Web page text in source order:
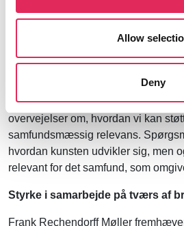
Allow
Deny
at udvikle sig på egne præmisser.
at have et højt kunstnerisk niveau i
overvejelser om, hvordan man kan
et nyt publikum. Det ligger helt
overvejelser om, hvordan vi kan
samfundsmæssig relevans.
hvordan kunsten udvikler sig, men
relevant for det samfund, som
Styrke i samarbejde på tværs af
Frank Rechendorff Møller